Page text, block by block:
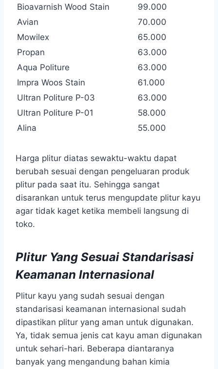
Bioavarnish Wood Stain
99.000
Avian
70.000
Mowilex
65.000
Propan
63.000
Aqua Politure
63.000
Impra Woos Stain
61.000
Ultran Politure P-03
63.000
Ultran Politure P-01
58.000
Alina
55.000
Harga plitur diatas sewaktu-waktu dapat
berubah sesuai dengan pengeluaran produk
plitur pada saat itu. Sehingga sangat
disarankan untuk terus mengupdate plitur kayu
agar tidak kaget ketika membeli langsung di
toko.
Plitur Yang Sesuai Standarisasi
Keamanan Internasional
Plitur kayu yang sudah sesuai dengan
standarisasi keamanan internasional sudah
dipastikan plitur yang aman untuk digunakan.
Ya, tidak semua jenis cat kayu aman digunakan
untuk sehari-hari. Beberapa diantaranya
banyak yang mengandung bahan kimia